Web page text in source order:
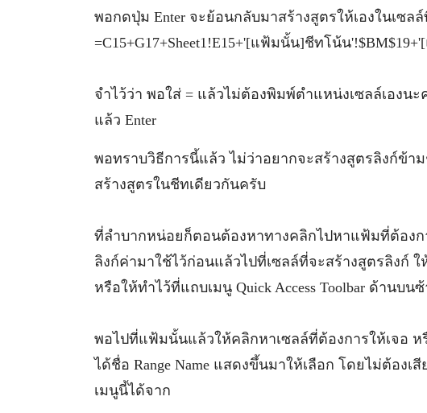
พอกดปุ่ม Enter จะย้อนกลับมาสร้างสูตรให้เองในเซลล์
=C15+G17+Sheet1!E15+'[แฟ้มนั้น]ชีทโน้น
จำไว้ว่า พอใส่ = แล้วไม่ต้องพิมพ์ตำแหน่งเซลล์เองน
แล้ว Enter
พอทราบวิธีการนี้แล้ว ไม่ว่าอยากจะสร้างสูตรลิงก์ข้
สร้างสูตรในชีทเดียวกันครับ
ที่ลำบากหน่อยก็ตอนต้องหาทางคลิกไปหาแฟ้มที่ต้อง
ลิงก์ค่ามาใช้ไว้ก่อนแล้วไปที่เซลล์ที่จะสร้างสูตรลิงก์ ใ
หรือให้ทำไว้ที่แถบเมนู Quick Access Toolbar ด้านบน
พอไปที่แฟ้มนั้นแล้วให้คลิกหาเซลล์ที่ต้องการให้เจอ หรื
ได้ชื่อ Range Name แสดงขึ้นมาให้เลือก โดยไม่ต้องเ
เมนูนี้ได้จาก